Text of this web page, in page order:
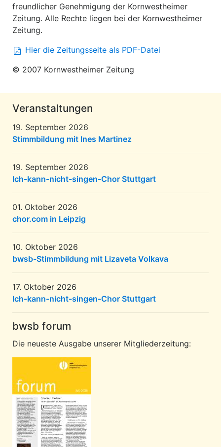
freundlicher Genehmigung der Kornwestheimer
Zeitung. Alle Rechte liegen bei der Kornwestheimer
Zeitung.
Hier die Zeitungsseite als PDF-Datei
© 2007 Kornwestheimer Zeitung
Veranstaltungen
19. September 2026
Stimmbildung mit Ines Martinez
19. September 2026
Ich-kann-nicht-singen-Chor Stuttgart
01. Oktober 2026
chor.com in Leipzig
10. Oktober 2026
bwsb-Stimmbildung mit Lizaveta Volkava
17. Oktober 2026
Ich-kann-nicht-singen-Chor Stuttgart
bwsb forum
Die neueste Ausgabe unserer Mitgliederzeitung: